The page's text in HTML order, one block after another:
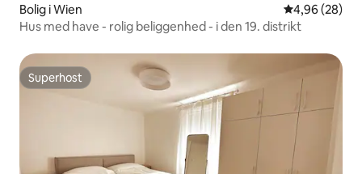
Bolig i Wien 4,96 ud af 5 i
4,96 (28)
Hus med have - rolig beliggenhed - i den 19. distrikt
Superhost
Superhost